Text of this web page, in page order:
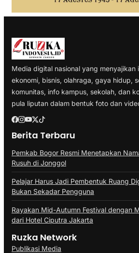
Media digital nasional yang menyajikan
ekonomi, bisnis, olahraga, gaya hidup,
komunitas, info kampus, sekolah, dan
pula liputan dalam bentuk foto dan
Berita Terbaru
Pemkab Bogor Resmi Menetapkan
Rusuh di Jonggol
Pelajar Harus Jadi Pembentuk Ruang
Bukan Sekadar Pengguna
Rayakan Mid-Autumn Festival dengan
dari Hotel Ciputra Jakarta
Ruzka Network
Publikasi Media